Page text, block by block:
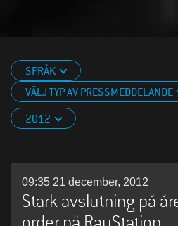
SPRÅK
VÄLJ TYP AV PRESSMEDDELANDE
2012
09:35 21 december, 2012
Stark avslutning på